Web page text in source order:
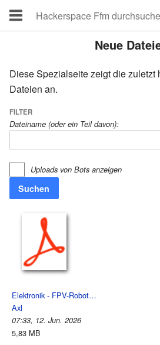
Neue
Diese Spezialseite zeigt die zuletzt
Dateien an.
FILTER
Dateiname (oder ein Teil davon):
Uploads von Bots anzeigen
Elektronik - FPV-Robot…
Axl
07:33, 12. Jun. 2026
5,83 MB